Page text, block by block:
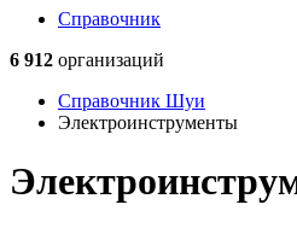
Справочник
6 912 организаций
Справочник Шуи
Электроинструменты